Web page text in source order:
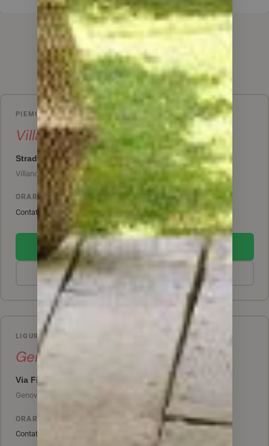
I NOSTRI SHOWROOM
Dove trovarci
PIEMONTE
Villanova d'Asti
Strada Varletta 1
Villanova d'Asti (AT) – Regione Valdichiesa, 14019
ORARI DI APERTURA
Contattaci per gli orari aggiornati
SCRIVICI SU WHATSAPP
CHIAMA LO SHOWROOM
LIGURIA
Genova Centro
Via Fieschi 33
Genova – 16121
ORARI DI APERTURA
Contattaci per gli orari aggiornati